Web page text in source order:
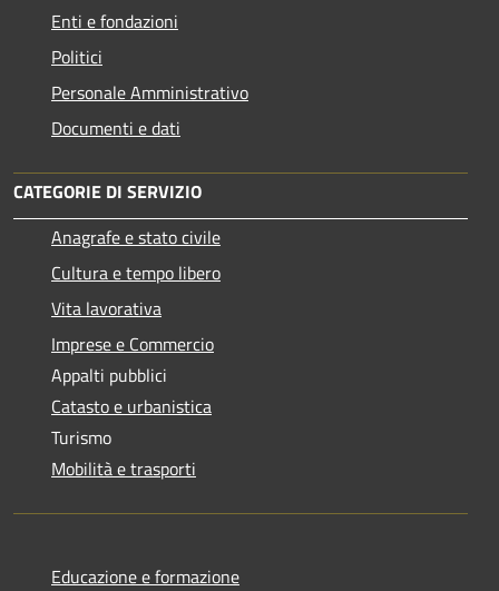
Enti e fondazioni
Politici
Personale Amministrativo
Documenti e dati
CATEGORIE DI SERVIZIO
Anagrafe e stato civile
Cultura e tempo libero
Vita lavorativa
Imprese e Commercio
Appalti pubblici
Catasto e urbanistica
Turismo
Mobilità e trasporti
Educazione e formazione